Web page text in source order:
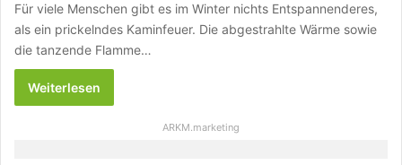
Für viele Menschen gibt es im Winter nichts Entspannenderes,
als ein prickelndes Kaminfeuer. Die abgestrahlte Wärme sowie
die tanzende Flamme…
Weiterlesen
ARKM.marketing